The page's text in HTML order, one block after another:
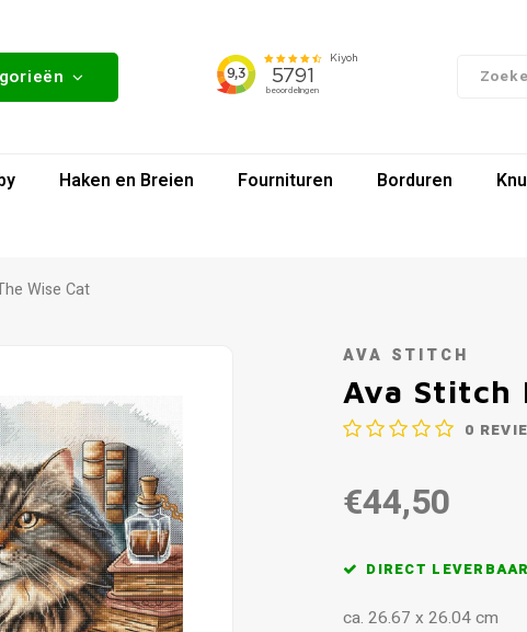
Haken en Breien Fournituren Borduren
Wise Cat
AVA STITCH
Ava Stitch
0
€44,50
DIRECT LEVERBAAR
ca. 26.67 x 26.04 cm